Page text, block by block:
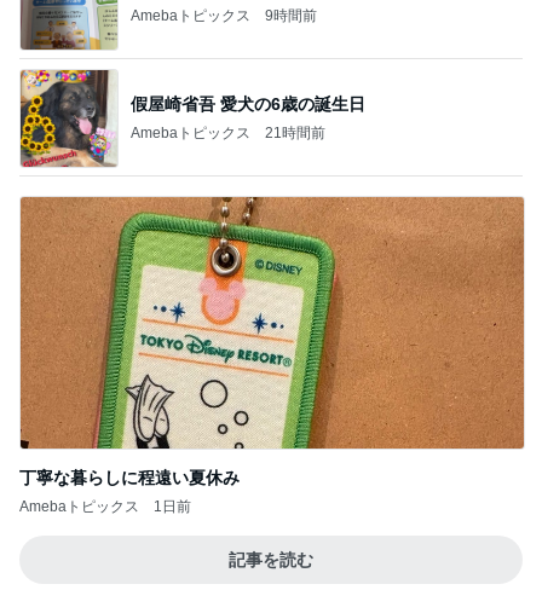
Amebaトピックス 9時間前
假屋崎省吾 愛犬の6歳の誕生日
Amebaトピックス 21時間前
丁寧な暮らしに程遠い夏休み
Amebaトピックス 1日前
記事を読む